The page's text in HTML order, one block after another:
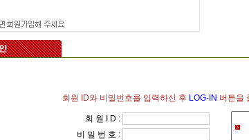
회원 ID와 비밀번호를 입력하신 후 LOG-IN 버튼을
회 원 I D :
비 밀 번 호 :